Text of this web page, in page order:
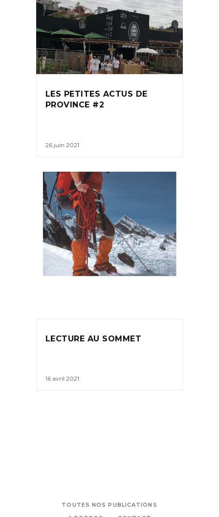
LES PETITES ACTUS DE
PROVINCE #2
26 juin 2021
LECTURE AU SOMMET
16 avril 2021
TOUTES NOS PUBLICATIONS